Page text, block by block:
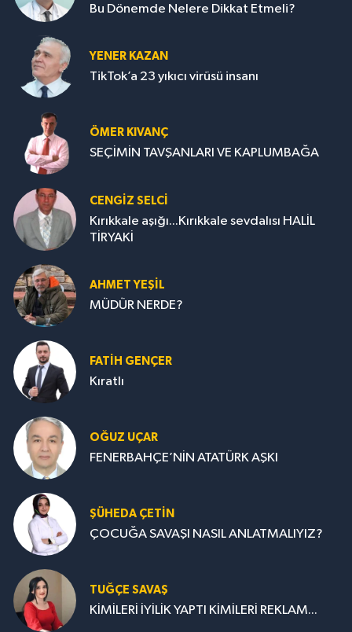
Bu Dönemde Nelere Dikkat Etmeli?
YENER KAZAN
TikTok’a 23 yıkıcı virüsü insanı
ÖMER KIVANÇ
SEÇİMİN TAVŞANLARI VE KAPLUMBAĞA
CENGİZ SELCİ
Kırıkkale aşığı...Kırıkkale sevdalısı HALİL
TİRYAKİ
AHMET YEŞİL
MÜDÜR NERDE?
FATIH GENÇER
Kıratlı
OĞUZ UÇAR
FENERBAHÇE’NİN ATATÜRK AŞKI
ŞÜHEDA ÇETİN
ÇOCUĞA SAVAŞI NASIL ANLATMALIYIZ?
TUĞÇE SAVAŞ
KİMİLERİ İYİLİK YAPTI KİMİLERİ REKLAM...